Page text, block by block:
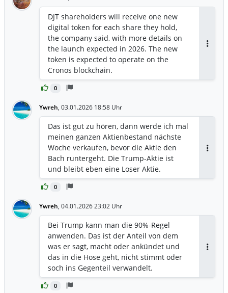
0
DJT shareholders will receive one new
digital token for each share they hold,
the company said, with more details on
‍the launch expected in 2026. The new
token is ​expected to operate on the
Cronos blockchain.
Ywreh, 03.01.2026 18:58 Uhr
0
Das ist gut zu hören, dann werde ich mal
meinen ganzen Aktienbestand nächste
Woche verkaufen, bevor die Aktie den
Bach runtergeht. Die Trump-Aktie ist
und bleibt eben eine Loser Aktie.
Ywreh, 04.01.2026 23:02 Uhr
0
Bei Trump kann man die 90%-Regel
anwenden. Das ist der Anteil von dem
was er sagt, macht oder ankündet und
das in die Hose geht, nicht stimmt oder
soch ins Gegenteil verwandelt.